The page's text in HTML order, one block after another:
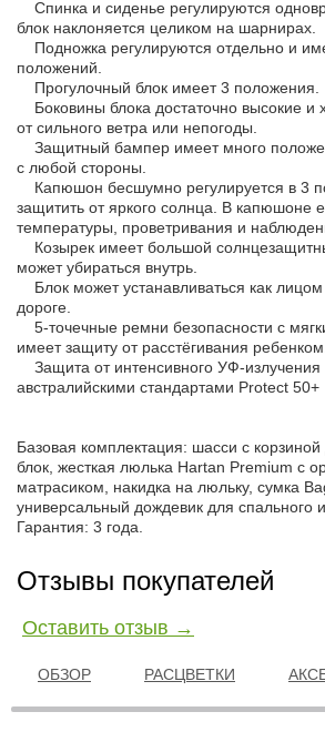
Спинка и сиденье регулируются
блок наклоняется целиком на шарнирах.
Подножка регулируются отдельно и
положений.
Прогулочный блок имеет 3 положения.
Боковины блока достаточно высокие и
от сильного ветра или непогоды.
Защитный бампер имеет много
с любой стороны.
Капюшон бесшумно регулируется в 3
защитить от яркого солнца. В капюшоне
температуры, проветривания и
Козырек имеет большой
может убираться внутрь.
Блок может устанавливаться как
дороге.
5-точечные ремни безопасности с
имеет защиту от расстёгивания ребенком.
Защита от интенсивного УФ-излучения
австралийскими стандартами Protect 50+
Базовая комплектация: шасси с
блок, жесткая люлька Hartan Premium с
матрасиком, накидка на люльку, сумка
универсальный дождевик для спального и
Гарантия: 3 года.
Отзывы покупателей
Оставить отзыв →
ОБЗОР РАСЦВЕТКИ